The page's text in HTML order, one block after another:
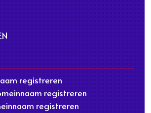
registreren
registreren
registreren